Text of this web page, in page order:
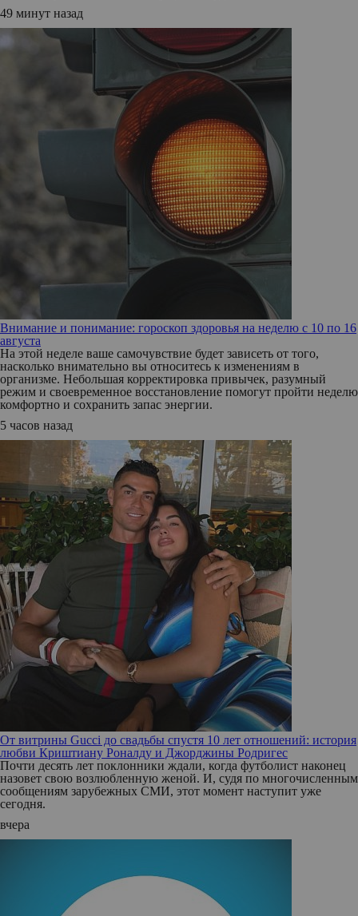
49 минут назад
Внимание и понимание: гороскоп здоровья на неделю с 10 по 16
августа
На этой неделе ваше самочувствие будет зависеть от того,
насколько внимательно вы относитесь к изменениям в
организме. Небольшая корректировка привычек, разумный
режим и своевременное восстановление помогут пройти неделю
комфортно и сохранить запас энергии.
5 часов назад
От витрины Gucci до свадьбы спустя 10 лет отношений: история
любви Криштиану Роналду и Джорджины Родригес
Почти десять лет поклонники ждали, когда футболист наконец
назовет свою возлюбленную женой. И, судя по многочисленным
сообщениям зарубежных СМИ, этот момент наступит уже
сегодня.
вчера